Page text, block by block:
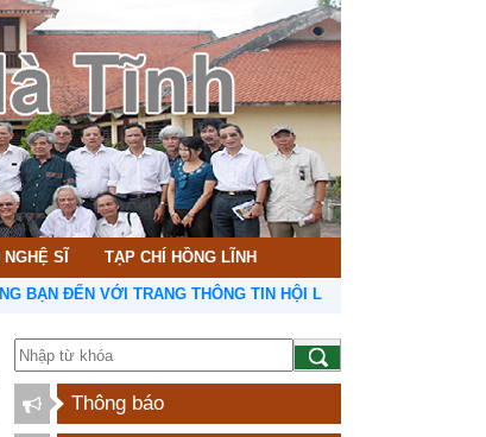
SĨ TẠP CHÍ HỒNG LĨNH
ĐẾN VỚI TRANG THÔNG TIN HỘI LIÊN HIỆP VĂN HỌC NGHỆ
Thông báo